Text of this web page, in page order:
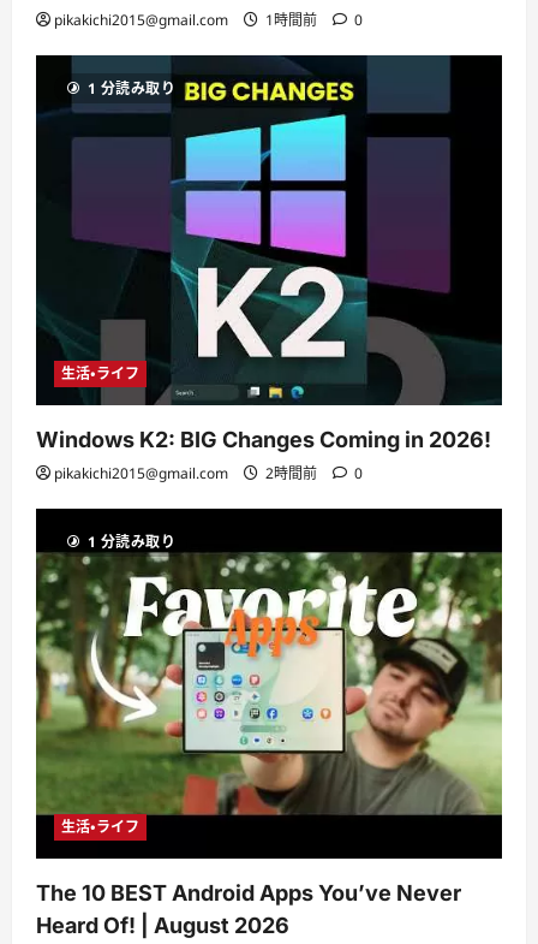
pikakichi2015@gmail.com 1時間前 0
1 分読み取り
生活・ライフ
Windows K2: BIG Changes Coming in 2026!
pikakichi2015@gmail.com 2時間前 0
1 分読み取り
生活・ライフ
The 10 BEST Android Apps You’ve Never
Heard Of! | August 2026